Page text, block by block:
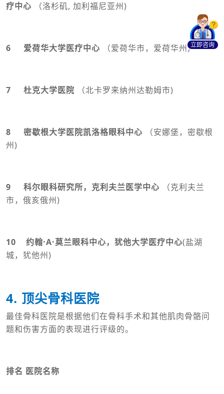
疗中心 （洛杉矶, 加利福尼亚州)
6 爱荷华大学医疗中心 （爱荷华市，爱荷华州)
7 杜克大学医院 （北卡罗来纳州达勒姆市)
8 密歇根大学医院凯洛格眼科中心
（安娜堡，密歇根
州)
9 科尔眼科研究所，克利夫兰医学中心 （克利夫兰
市，俄亥俄州)
10 约翰·A·莫兰眼科中心，犹他大学医疗中心(盐湖
城，犹他州)
4. 顶尖骨科医院
最佳骨科医院是根据他们在骨科手术和其他肌肉骨骼问
题和伤害方面的表现进行评级的。
排名 医院名称
立即咨询